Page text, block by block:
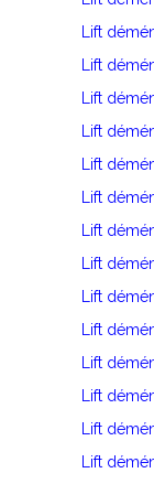
Lift
Lift
Lift
Lift
Lift
Lift
Lift
Lift
Lift
Lift
Lift
Lift
Lift
Lift